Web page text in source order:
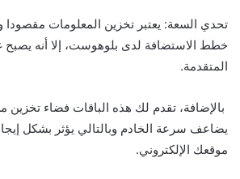
تحدي السعة: يعتبر تخزين المعلومات
خطط الاستضافة لدى بلوهوست، إلا أنه يصبح
المتقدمة.
يضاعف سرعة الخادم وبالتالي يؤثر بشكل
موقعك الإلكتروني.